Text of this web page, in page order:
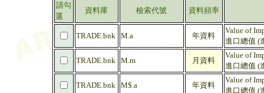
請勾
選
資料庫 檢索代號 資料頻率
TRADE.bnk M.a 年資料
Value of
進口總值 (
TRADE.bnk M.m 月資料
Value of
進口總值 (
TRADE.bnk M$.a 年資料
Value of
進口總值 (